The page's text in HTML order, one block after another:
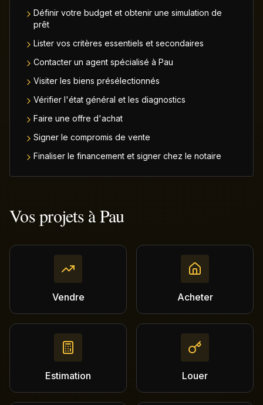
Définir votre budget et obtenir une simulation de
prêt
Lister vos critères essentiels et secondaires
Contacter un agent spécialisé à Pau
Visiter les biens présélectionnés
Vérifier l'état général et les diagnostics
Faire une offre d'achat
Signer le compromis de vente
Finaliser le financement et signer chez le notaire
Vos projets àPau
Vendre Acheter
Estimation Louer